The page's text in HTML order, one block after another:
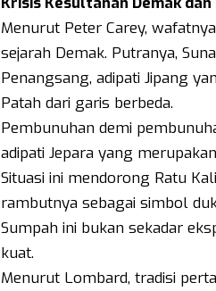
Menurut Peter Carey,
sejarah Demak. Putranya,
Penangsang, adipati Jipang
Patah dari garis berbeda.
Pembunuhan demi
adipati Jepara yang
Situasi ini mendorong Ratu
rambutnya sebagai simbol
Sumpah ini bukan sekadar
kuat.
Menurut Lombard, tradisi